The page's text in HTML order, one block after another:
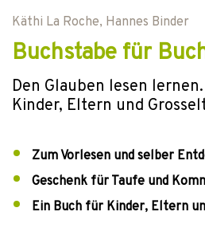
Käthi La Roche, Hannes Binder
Buchstabe für
Den Glauben lesen
Kinder, Eltern und
Zum Vorlesen und selber
Geschenk für Taufe und
Ein Buch für Kinder, Eltern